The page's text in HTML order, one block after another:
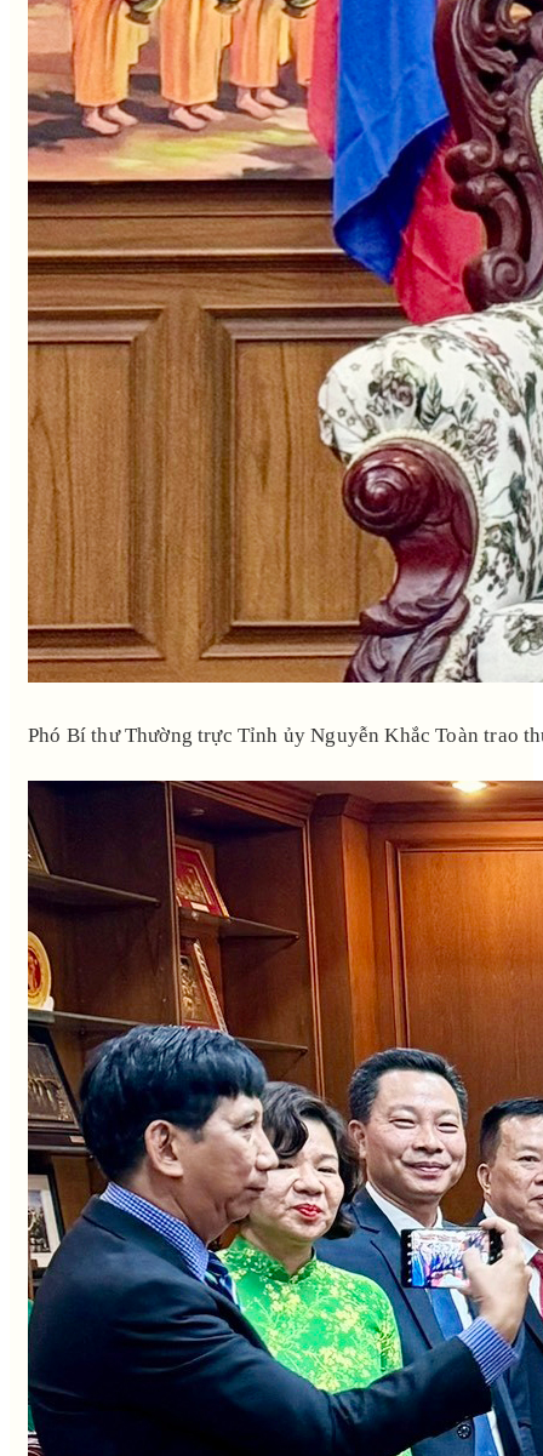
Phó Bí thư Thường trực Tỉnh ủy Nguyễn Khắc Toàn trao